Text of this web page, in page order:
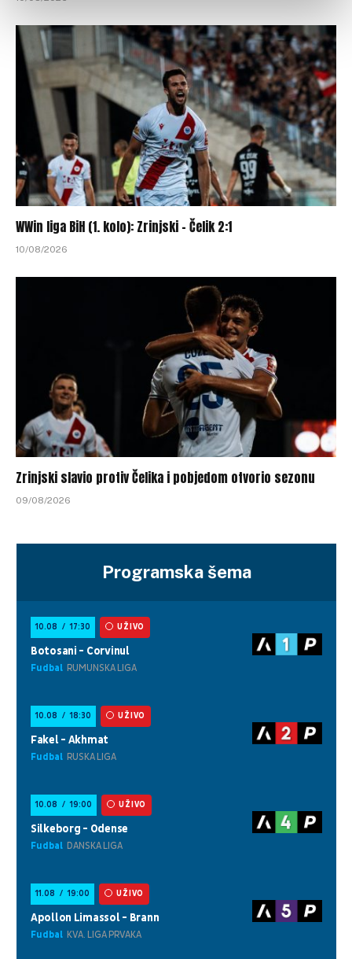
WWin liga BiH (1. kolo): Zrinjski – Čelik 2:1
10/08/2026
Zrinjski slavio protiv Čelika i pobjedom otvorio sezonu
09/08/2026
Programska šema